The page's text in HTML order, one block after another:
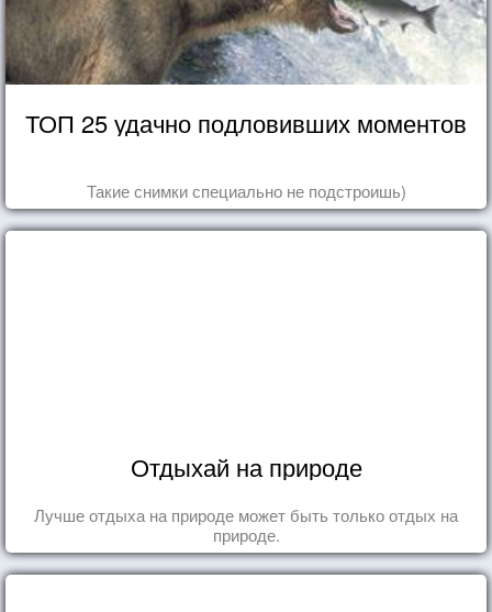
ТОП 25 удачно подловивших моментов
Такие снимки специально не подстроишь)
Отдыхай на природе
Лучше отдыха на природе может быть только отдых на
природе.